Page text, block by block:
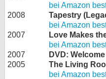
bei Amazon
2008
Tapestry
bei Amazon
2007
Love Makes
bei Amazon
2007
DVD:
2005
The Living
bei Amazon